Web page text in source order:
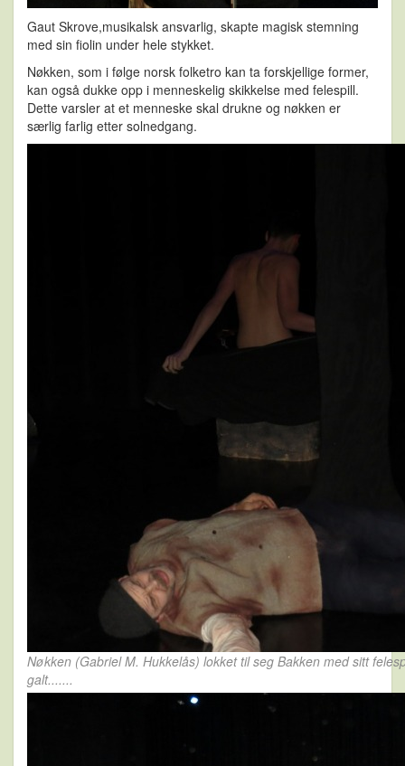
Gaut Skrove,musikalsk ansvarlig, skapte magisk stemning
med sin fiolin under hele stykket.
Nøkken, som i følge norsk folketro kan ta forskjellige former,
kan også dukke opp i menneskelig skikkelse med felespill.
Dette varsler at et menneske skal drukne og nøkken er
særlig farlig etter solnedgang.
Nøkken (Gabriel M. Hukkelås) lokket til seg Bakken med sitt
galt.......